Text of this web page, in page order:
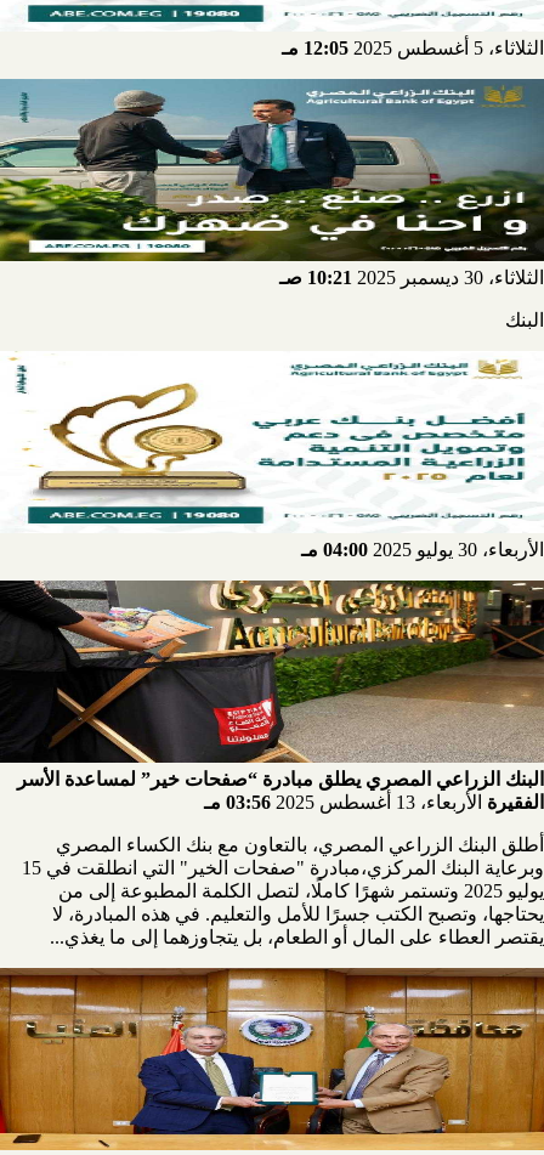
الثلاثاء، 5 أغسطس 2025 12:05 مـ
الثلاثاء، 30 ديسمبر 2025 10:21 صـ
البنك
الأربعاء، 30 يوليو 2025 04:00 مـ
البنك الزراعي المصري يطلق مبادرة “صفحات خير” لمساعدة الأسر
الفقيرة الأربعاء، 13 أغسطس 2025 03:56 مـ
أطلق البنك الزراعي المصري، بالتعاون مع بنك الكساء المصري
وبرعاية البنك المركزي،مبادرة "صفحات الخير" التي انطلقت في 15
يوليو 2025 وتستمر شهرًا كاملًا، لتصل الكلمة المطبوعة إلى من
يحتاجها، وتصبح الكتب جسرًا للأمل والتعليم. في هذه المبادرة، لا
يقتصر العطاء على المال أو الطعام، بل يتجاوزهما إلى ما يغذي...